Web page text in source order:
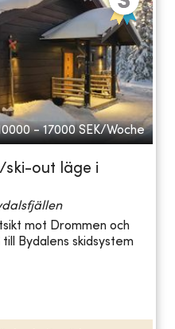
- 17000 SEK/Woche
ski-out läge i
mot Drommen och
Bydalens skidsystem